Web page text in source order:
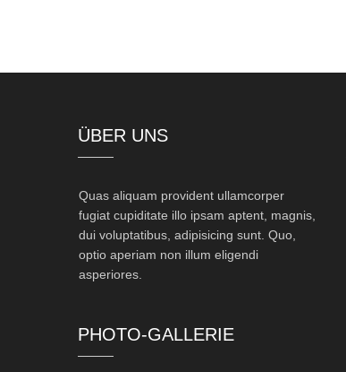
ÜBER UNS
Quas aliquam provident ullamcorper
fugiat cupiditate illo ipsam aptent, magnis,
dui voluptatibus, adipisicing sunt. Quo,
optio aperiam non illum eligendi
asperiores.
PHOTO-GALLERIE